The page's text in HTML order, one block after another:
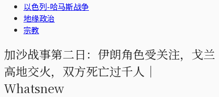
以色列-哈马斯战争
地缘政治
宗教
加沙战事第二日：伊朗角色受关注，戈兰
高地交火，双方死亡过千人｜
Whatsnew